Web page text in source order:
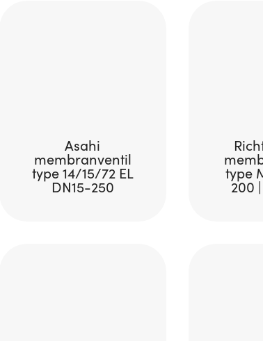
Asahi
membranventil
type 14/15/72 EL
DN15-250
type
200